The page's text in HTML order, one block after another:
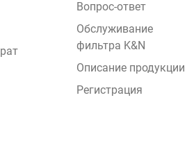
Вопрос-ответ
Обслуживание
фильтра K&N
Описание продукции
Регистрация